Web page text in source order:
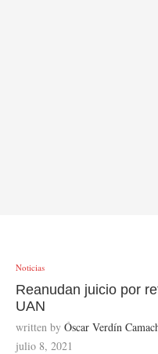
Noticias
Reanudan juicio por
UAN
written by Óscar Verdín
julio 8, 2021